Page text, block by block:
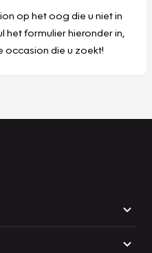
op het oog die u niet in
het formulier hieronder in,
occasion die u zoekt!